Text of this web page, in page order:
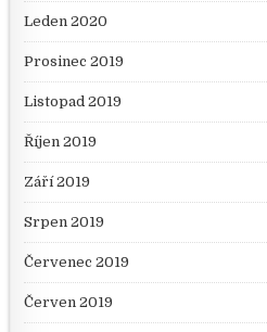
Leden 2020
Prosinec 2019
Listopad 2019
Říjen 2019
Září 2019
Srpen 2019
Červenec 2019
Červen 2019